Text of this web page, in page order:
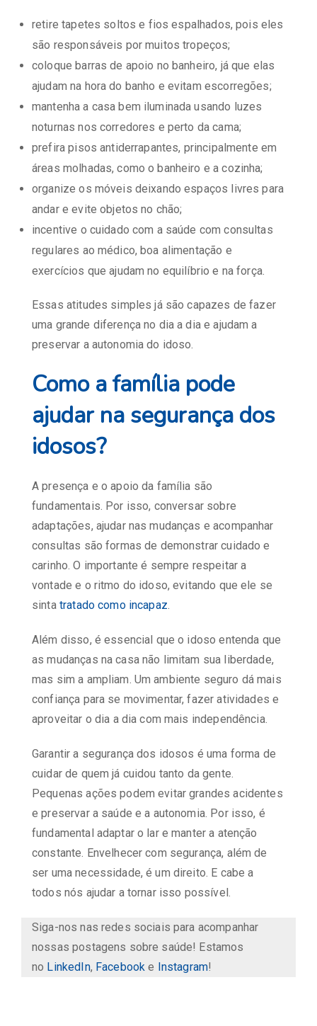
retire tapetes soltos e fios espalhados, pois eles
são responsáveis por muitos tropeços;
coloque barras de apoio no banheiro, já que elas
ajudam na hora do banho e evitam escorregões;
mantenha a casa bem iluminada usando luzes
noturnas nos corredores e perto da cama;
prefira pisos antiderrapantes, principalmente em
áreas molhadas, como o banheiro e a cozinha;
organize os móveis deixando espaços livres para
andar e evite objetos no chão;
incentive o cuidado com a saúde com consultas
regulares ao médico, boa alimentação e
exercícios que ajudam no equilíbrio e na força.
Essas atitudes simples já são capazes de fazer
uma grande diferença no dia a dia e ajudam a
preservar a autonomia do idoso.
Como a família pode
ajudar na segurança dos
idosos?
A presença e o apoio da família são
fundamentais. Por isso, conversar sobre
adaptações, ajudar nas mudanças e acompanhar
consultas são formas de demonstrar cuidado e
carinho. O importante é sempre respeitar a
vontade e o ritmo do idoso, evitando que ele se
sinta tratado como incapaz.
Além disso, é essencial que o idoso entenda que
as mudanças na casa não limitam sua liberdade,
mas sim a ampliam. Um ambiente seguro dá mais
confiança para se movimentar, fazer atividades e
aproveitar o dia a dia com mais independência.
Garantir a segurança dos idosos é uma forma de
cuidar de quem já cuidou tanto da gente.
Pequenas ações podem evitar grandes acidentes
e preservar a saúde e a autonomia. Por isso, é
fundamental adaptar o lar e manter a atenção
constante. Envelhecer com segurança, além de
ser uma necessidade, é um direito. E cabe a
todos nós ajudar a tornar isso possível.
Siga-nos nas redes sociais para acompanhar
nossas postagens sobre saúde! Estamos
no LinkedIn, Facebook e Instagram!